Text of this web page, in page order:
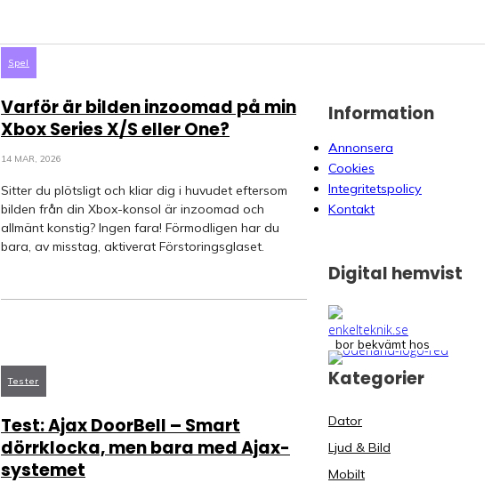
Spel
Varför är bilden inzoomad på min
Xbox Series X/S eller One?
14 MAR, 2026
Sitter du plötsligt och kliar dig i huvudet eftersom
bilden från din Xbox-konsol är inzoomad och
allmänt konstig? Ingen fara! Förmodligen har du
bara, av misstag, aktiverat Förstoringsglaset.
Tester
Test: Ajax DoorBell – Smart
dörrklocka, men bara med Ajax-
systemet
Information
Annonsera
Cookies
Integritetspolicy
Kontakt
Digital hemvist
bor bekvämt hos
Kategorier
Dator
Ljud & Bild
Mobilt